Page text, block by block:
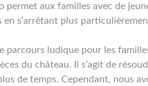
aux familles avec de
s’arrêtant plus
parcours ludique pour les
du château. Il s’agit de
de temps. Cependant, nous